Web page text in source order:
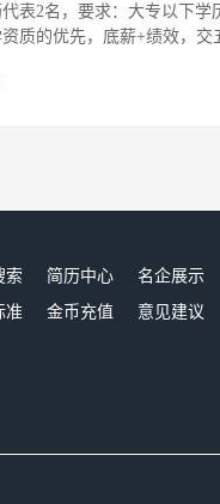
表2名，要求：大专以下
质的优先，底薪+绩效，交
索 简历中心 名企展示
准
金币充值 意见建议